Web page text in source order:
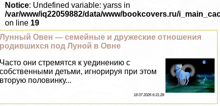
Notice: Undefined variable: yarss in
/var/www/iq22059882/data/www/bookcovers.ru/
on line 19
Лунный Овен — семейные и дружеские отношения
родившихся под Луной в Овне
Часто они стремятся к уединению с
собственными детьми, игнорируя при этом
вторую половинку...
18 07 2026 6:31:28